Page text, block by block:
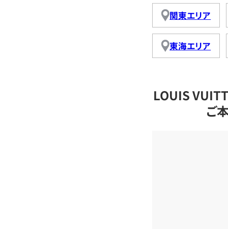
関東エリア
東海エリア
LOUIS
ご